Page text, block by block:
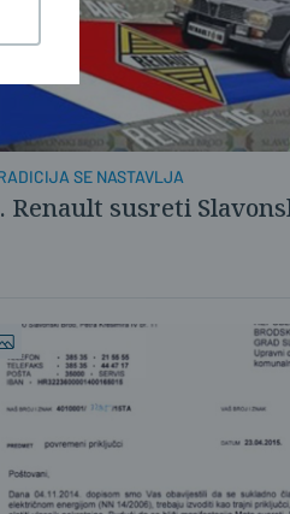
SE NASTAVLJA
Renault susreti